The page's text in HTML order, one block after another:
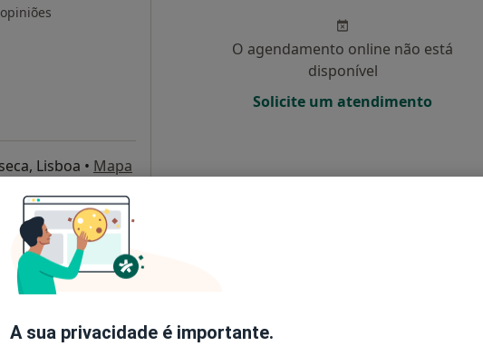
Lisboa • Mapa
O agendamento online não está
disponível
Solicite um atendimento
Teresa Silva
Médico estético,
opiniões
O agendamento online não está
A sua privacidade é importante.